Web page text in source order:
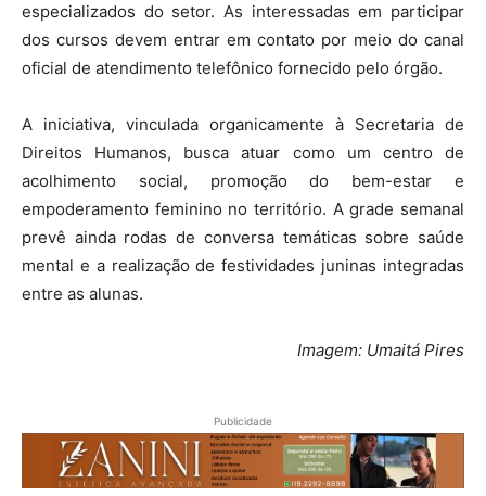
especializados do setor. As interessadas em participar
dos cursos devem entrar em contato por meio do canal
oficial de atendimento telefônico fornecido pelo órgão.
A iniciativa, vinculada organicamente à Secretaria de
Direitos Humanos, busca atuar como um centro de
acolhimento social, promoção do bem-estar e
empoderamento feminino no território. A grade semanal
prevê ainda rodas de conversa temáticas sobre saúde
mental e a realização de festividades juninas integradas
entre as alunas.
Imagem: Umaitá Pires
Publicidade